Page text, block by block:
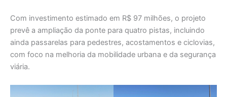
Com investimento estimado em R$ 97 milhões, o projeto
prevê a ampliação da ponte para quatro pistas, incluindo
ainda passarelas para pedestres, acostamentos e ciclovias,
com foco na melhoria da mobilidade urbana e da segurança
viária.